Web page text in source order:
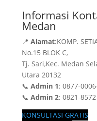
Informasi
Medan
📍 Alamat:KOMP.
No.15 BLOK C,
Tj. Sari,Kec. Medan
Utara 20132
📞 Admin 1: 0877-
📞 Admin 2: 0821-
KONSULTASI GRATIS